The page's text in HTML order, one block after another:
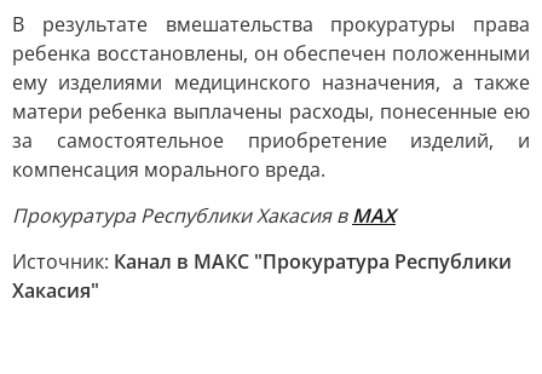
В результате вмешательства прокуратуры права
ребенка восстановлены, он обеспечен положенными
ему изделиями медицинского назначения, а также
матери ребенка выплачены расходы, понесенные ею
за самостоятельное приобретение изделий, и
компенсация морального вреда.
Прокуратура Республики Хакасия вМАХ
Источник: Канал в МАКС "Прокуратура Республики
Хакасия"